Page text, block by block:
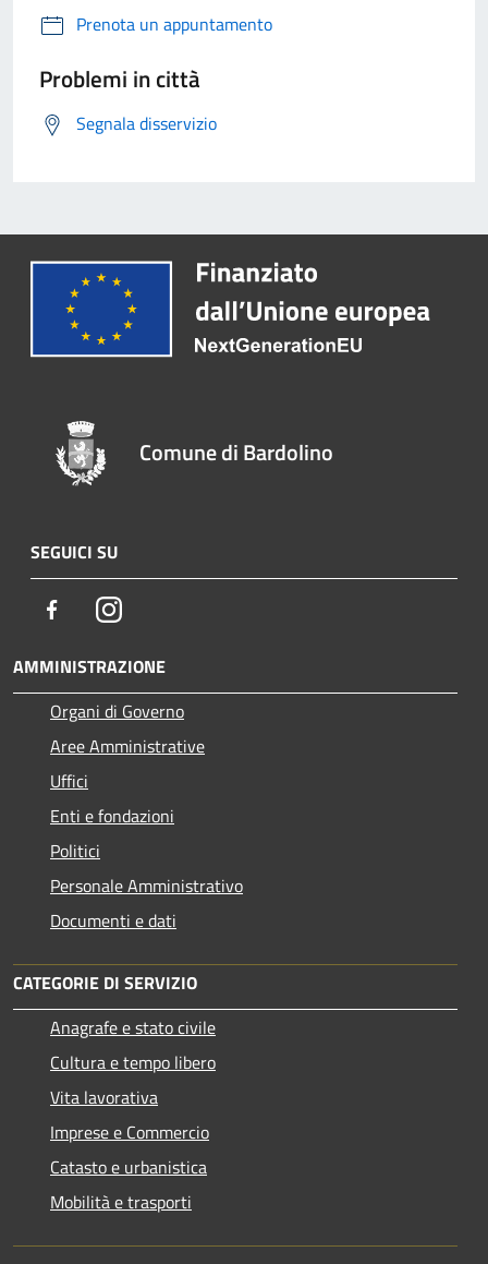
Prenota un appuntamento
Problemi in città
Segnala disservizio
Comune di Bardolino
SEGUICI SU
FacebookInstagram
AMMINISTRAZIONE
Organi di Governo
Aree Amministrative
Uffici
Enti e fondazioni
Politici
Personale Amministrativo
Documenti e dati
CATEGORIE DI SERVIZIO
Anagrafe e stato civile
Cultura e tempo libero
Vita lavorativa
Imprese e Commercio
Catasto e urbanistica
Mobilità e trasporti